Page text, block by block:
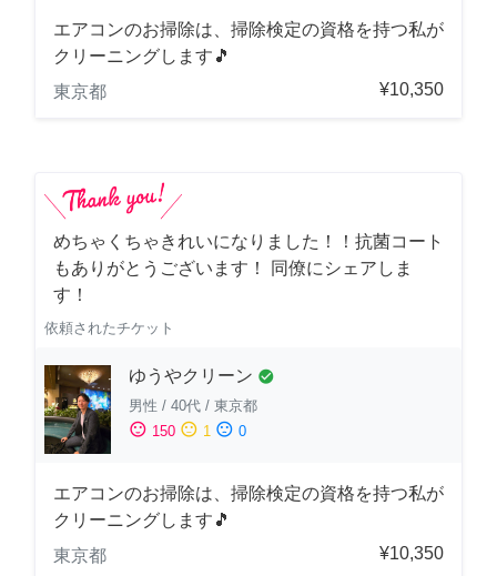
エアコンのお掃除は、掃除検定の資格を持つ私が
クリーニングします🎵
東京都
¥10,350
めちゃくちゃきれいになりました！！抗菌コート
もありがとうございます！ 同僚にシェアしま
す！
依頼されたチケット
ゆうやクリーン check_circle
男性 / 40代 / 東京都
sentiment_satisfied 150 sentiment_neutral 1 sentiment_dissatisfied 0
エアコンのお掃除は、掃除検定の資格を持つ私が
クリーニングします🎵
東京都
¥10,350